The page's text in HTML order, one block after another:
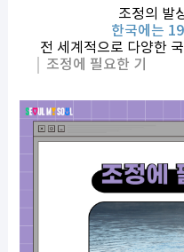
조정의 발
한국에는
전 세계적으로 다양한
조정에 필요한 기